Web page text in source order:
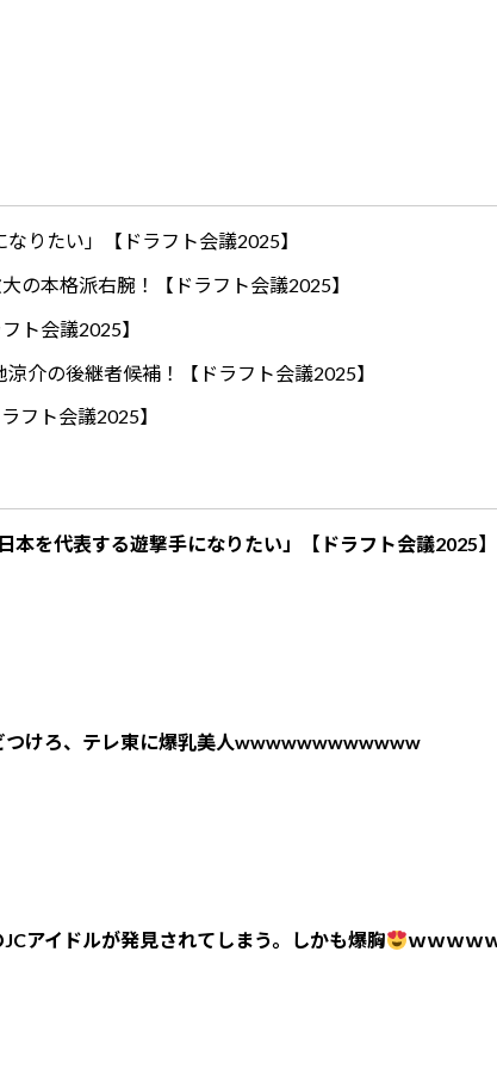
りたい」【ドラフト会議2025】
の本格派右腕！【ドラフト会議2025】
ト会議2025】
介の後継者候補！【ドラフト会議2025】
フト会議2025】
本を代表する遊撃手になりたい」【ドラフト会議2025】
つけろ、テレ東に爆乳美人wwwwwwwwwwww
JCアイドルが発見されてしまう。しかも爆胸 ｗｗｗｗ